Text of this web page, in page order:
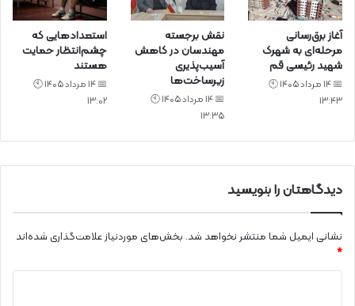
آغاز برق‌رسانی
مرحله‌ای به شهرک
شهید رئیسی قم
📅 14 مرداد 1405 🕙
13:43
نقش برجسته
مهندسان در کاهش
آسیب‌پذیری
زیرساخت‌ها
📅 14 مرداد 1405 🕙
13:35
استعدادهایی که
چشم‌انتظار حمایت
هستند
📅 14 مرداد 1405 🕙
13:02
دیدگاهتان را بنویسید
نشانی ایمیل شما منتشر نخواهد شد. بخش‌های موردنیاز علامت‌گذاری شده‌اند
*